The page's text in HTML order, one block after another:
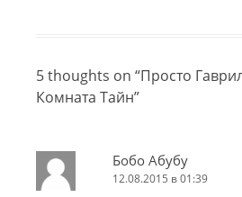
5 thoughts on “Просто
Комната Тайн”
Бобо Абубу
12.08.2015 в 01:39